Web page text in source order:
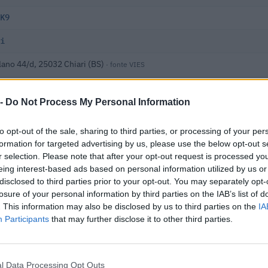
Do Not Process My Personal Information
opt-out of the sale, sharing to third parties, or processing of your
for targeted advertising by us, please use the below opt-out
selection. Please note that after your opt-out request is processed
interest-based ads based on personal information utilized by us
to third parties prior to your opt-out. You may separately
of your personal information by third parties on the IAB’s list of
This information may also be disclosed by us to third parties on the
Participants that may further disclose it to other third parties.
Data Processing Opt Outs
44/d, 25032 Chiari (BS) · fonte VIES
dipendenti
dati nella visura camerale →